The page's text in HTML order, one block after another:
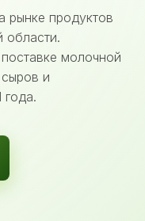
рынке продуктов
области.
молочной
и
года.